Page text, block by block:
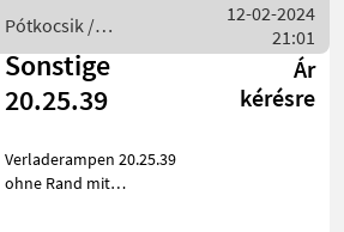
Transportcar zum treuen
Pótkocsik /
Sonstige
12-02-2024
21:01
Sonstige
20.25.39
Ár
kérésre
Verladerampen 20.25.39
ohne Rand mit